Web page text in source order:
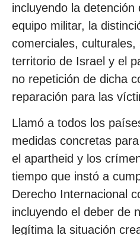
incluyendo la detención
equipo militar, la
comerciales, culturales,
territorio de Israel y el
no repetición de dicha
reparación para las
Llamó a todos los
medidas concretas
el apartheid y los
tiempo que instó a
Derecho Internacional
incluyendo el deber de
legítima la situación